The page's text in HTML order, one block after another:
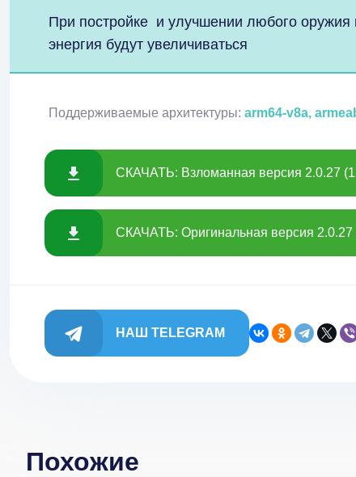
При постройке и улучшении любого оружия
энергия будут увеличиваться
Поддерживаемые архитектуры: arm64-v8a,
СКАЧАТЬ: Взломанная версия 2.0.27
СКАЧАТЬ: Оригинальная версия 2.0.27
НАШ TELEGRAM
Похожие